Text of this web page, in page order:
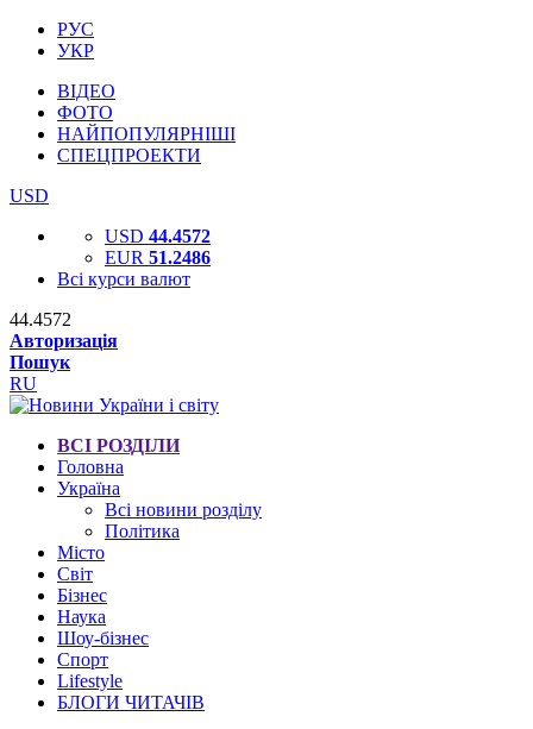
РУС
УКР
ВІДЕО
ФОТО
НАЙПОПУЛЯРНІШІ
СПЕЦПРОЕКТИ
USD
USD 44.4572
EUR 51.2486
Всі курси валют
44.4572
Авторизація
Пошук
RU
ВСІ РОЗДІЛИ
Головна
Україна
Всі новини розділу
Політика
Місто
Світ
Бізнес
Наука
Шоу-бізнес
Спорт
Lifestyle
БЛОГИ ЧИТАЧІВ